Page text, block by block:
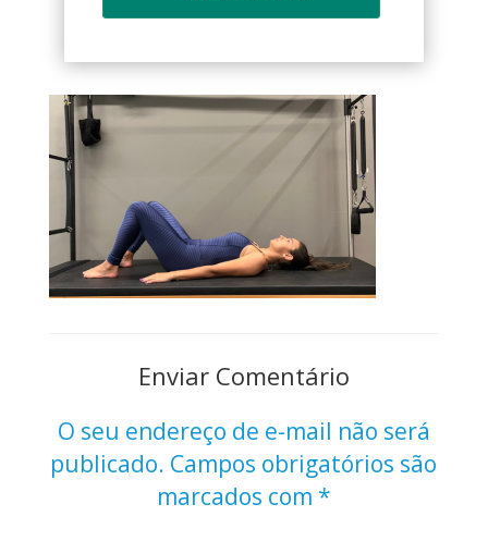
Enviar Comentário
O seu endereço de e-mail não será
publicado. Campos obrigatórios são
marcados com *